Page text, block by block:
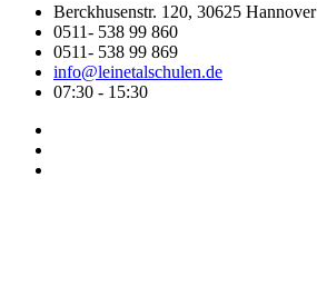
Berckhusenstr. 120, 30625 Hannover
0511- 538 99 860
0511- 538 99 869
info@leinetalschulen.de
07:30 - 15:30